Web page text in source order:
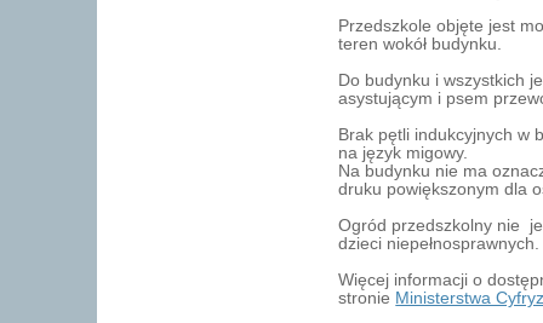
Przedszkole objęte jest
teren wokół budynku.
Do budynku i wszystkich
asystującym i psem
Brak pętli indukcyjnych w
na język migowy.
Na budynku nie ma
druku powiększonym dla
Ogród przedszkolny nie
dzieci niepełnosprawnych.
Więcej informacji o
stronie Ministerstwa